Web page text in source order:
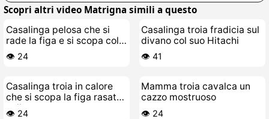
Scopri altri video Matrigna simili a questo
Casalinga pelosa che si
rade la figa e si scopa col
cazzo finto
👁️ 24
Casalinga troia fradicia sul
divano col suo Hitachi
👁️ 41
Casalinga troia in calore
che si scopa la figa rasata
nella vasca
👁️ 24
Mamma troia cavalca un
cazzo mostruoso
👁️ 24